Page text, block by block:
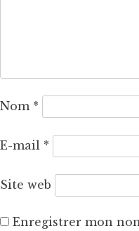
Nom *
E-mail *
Site web
Enregistrer mon